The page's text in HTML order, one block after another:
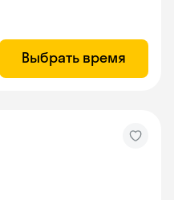
Выбрать время